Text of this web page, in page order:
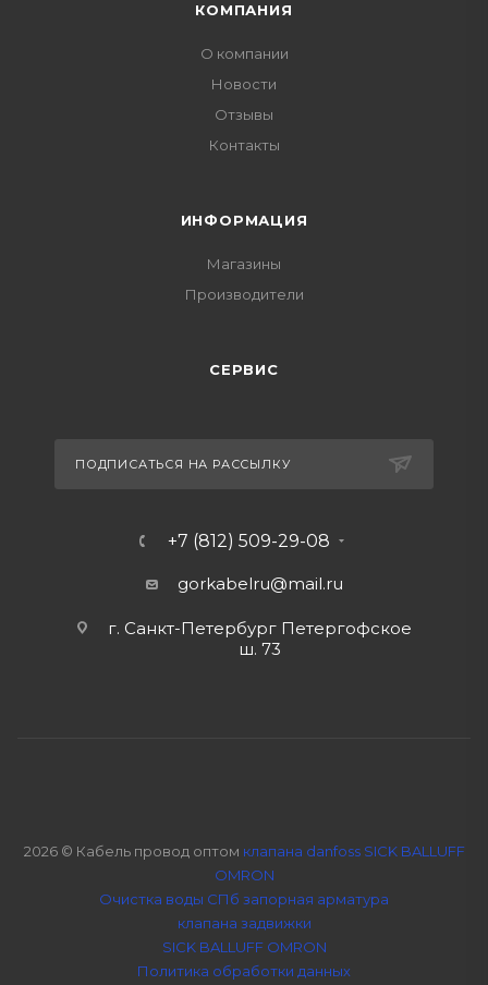
КОМПАНИЯ
О компании
Новости
Отзывы
Контакты
ИНФОРМАЦИЯ
Магазины
Производители
СЕРВИС
ПОДПИСАТЬСЯ НА РАССЫЛКУ
+7 (812) 509-29-08
gorkabelru@mail.ru
г. Санкт-Петербург Петергофское
ш. 73
2026 © Кабель провод оптом клапана danfoss SICK BALLUFF
OMRON
Очистка воды СПб запорная арматура
клапана задвижки
SICK BALLUFF OMRON
Политика обработки данных